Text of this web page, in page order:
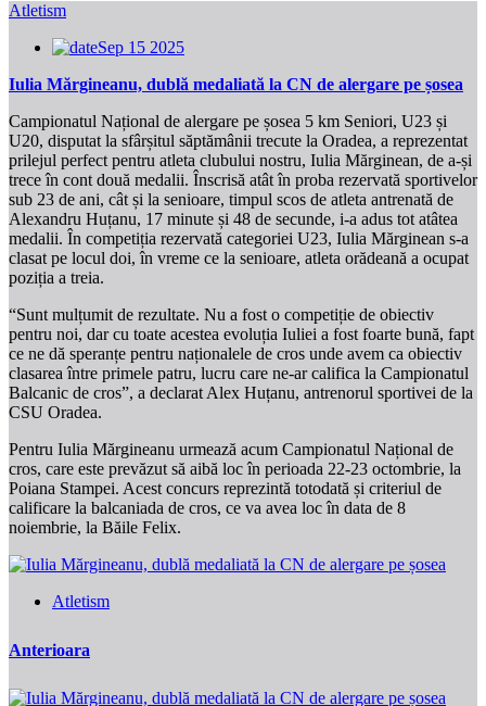
Atletism
Sep 15 2025
Iulia Mărgineanu, dublă medaliată la CN de alergare pe șosea
Campionatul Național de alergare pe șosea 5 km Seniori, U23 și
U20, disputat la sfârșitul săptămânii trecute la Oradea, a reprezentat
prilejul perfect pentru atleta clubului nostru, Iulia Mărginean, de a-și
trece în cont două medalii. Înscrisă atât în proba rezervată sportivelor
sub 23 de ani, cât și la senioare, timpul scos de atleta antrenată de
Alexandru Huțanu, 17 minute și 48 de secunde, i-a adus tot atâtea
medalii. În competiția rezervată categoriei U23, Iulia Mărginean s-a
clasat pe locul doi, în vreme ce la senioare, atleta orădeană a ocupat
poziția a treia.
“Sunt mulțumit de rezultate. Nu a fost o competiție de obiectiv
pentru noi, dar cu toate acestea evoluția Iuliei a fost foarte bună, fapt
ce ne dă speranțe pentru naționalele de cros unde avem ca obiectiv
clasarea între primele patru, lucru care ne-ar califica la Campionatul
Balcanic de cros”, a declarat Alex Huțanu, antrenorul sportivei de la
CSU Oradea.
Pentru Iulia Mărgineanu urmează acum Campionatul Național de
cros, care este prevăzut să aibă loc în perioada 22-23 octombrie, la
Poiana Stampei. Acest concurs reprezintă totodată și criteriul de
calificare la balcaniada de cros, ce va avea loc în data de 8
noiembrie, la Băile Felix.
Atletism
Anterioara